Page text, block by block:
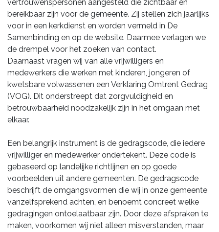
vertrouwenspersonen aangesteld die zichtbaar en
bereikbaar zijn voor de gemeente. Zij stellen zich jaarlijks
voor in een kerkdienst en worden vermeld in De
Samenbinding en op de website. Daarmee verlagen we
de drempel voor het zoeken van contact.
Daarnaast vragen wij van alle vrijwilligers en
medewerkers die werken met kinderen, jongeren of
kwetsbare volwassenen een Verklaring Omtrent Gedrag
(VOG). Dit onderstreept dat zorgvuldigheid en
betrouwbaarheid noodzakelijk zijn in het omgaan met
elkaar.
Een belangrijk instrument is de gedragscode, die iedere
vrijwilliger en medewerker ondertekent. Deze code is
gebaseerd op landelijke richtlijnen en op goede
voorbeelden uit andere gemeenten. De gedragscode
beschrijft de omgangsvormen die wij in onze gemeente
vanzelfsprekend achten, en benoemt concreet welke
gedragingen ontoelaatbaar zijn. Door deze afspraken te
maken, voorkomen wij niet alleen misverstanden, maar